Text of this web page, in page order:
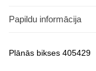
Papildu informācija
Plānās bikses 405429